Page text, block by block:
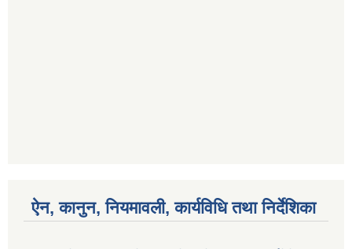
ऐन, कानुन, नियमावली, कार्यविधि तथा निर्देशिका